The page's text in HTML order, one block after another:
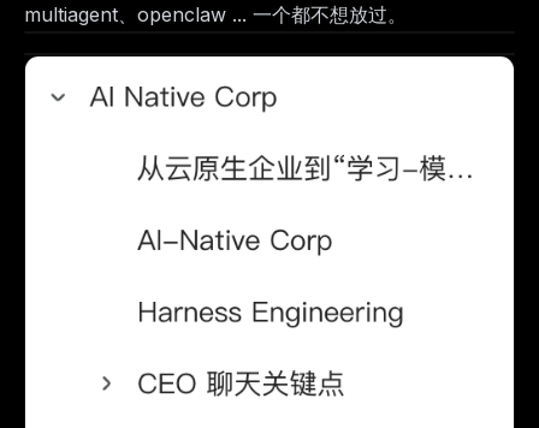
multiagent、openclaw ... 一个都不想放过。